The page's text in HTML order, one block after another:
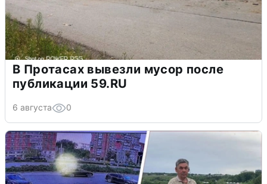
В Протасах вывезли мусор после
публикации 59.RU
6 августа 0